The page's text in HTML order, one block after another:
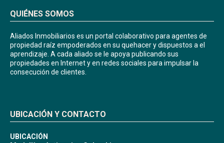
QUIÉNES SOMOS
Aliados Inmobiliarios es un portal colaborativo para agentes de
propiedad raíz empoderados en su quehacer y dispuestos a el
aprendizaje. A cada aliado se le apoya publicando sus
propiedades en Internet y en redes sociales para impulsar la
consecución de clientes.
UBICACIÓN Y CONTACTO
UBICACIÓN